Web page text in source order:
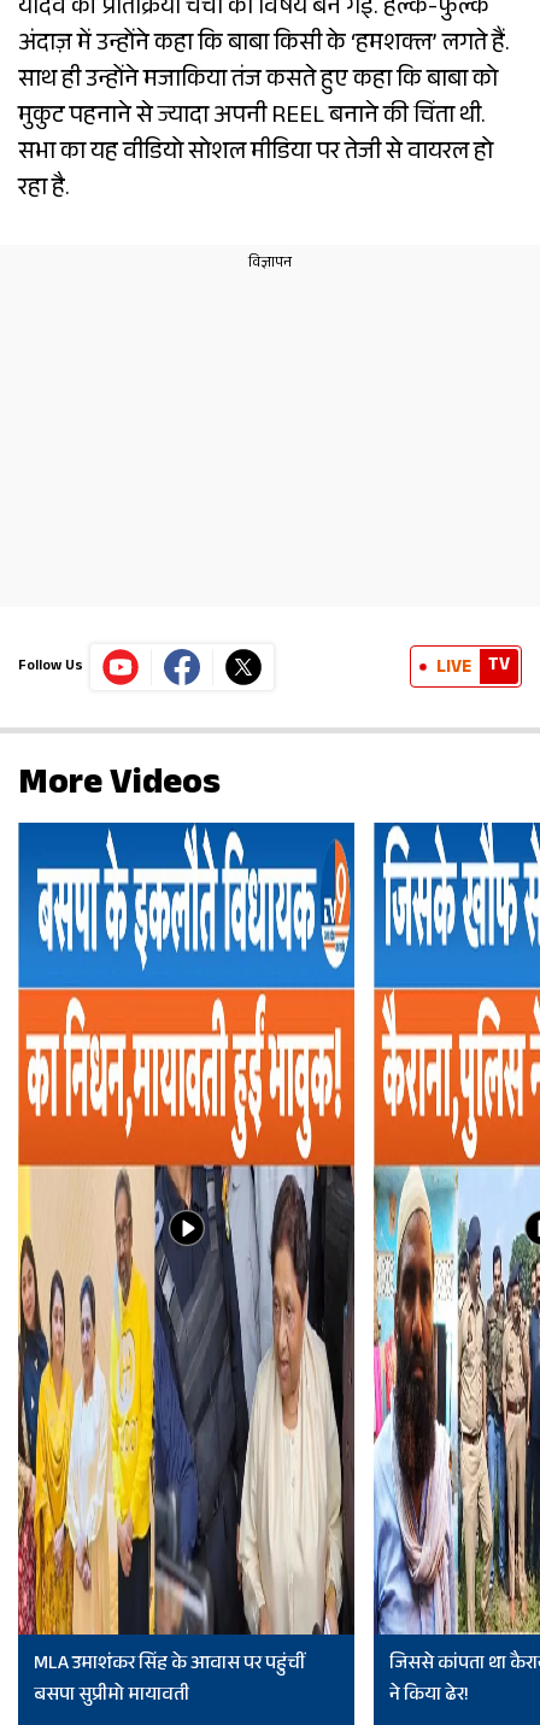
यादव की प्रतिक्रिया चर्चा का विषय बन गई. हल्के-फुल्के
अंदाज़ में उन्होंने कहा कि बाबा किसी के ‘हमशक्ल’ लगते हैं.
साथ ही उन्होंने मजाकिया तंज कसते हुए कहा कि बाबा को
मुकुट पहनाने से ज्यादा अपनी REEL बनाने की चिंता थी.
सभा का यह वीडियो सोशल मीडिया पर तेजी से वायरल हो
रहा है.
Follow Us LIVE TV
More Videos
MLA उमाशंकर सिंह के आवास पर पहुंचीं
बसपा सुप्रीमो मायावती
जिससे कांपता था
ने किया ढेर!